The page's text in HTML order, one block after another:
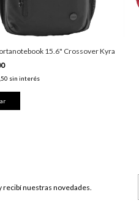
15.6" Crossover Kyra
sin interés
recibí nuestras novedades.